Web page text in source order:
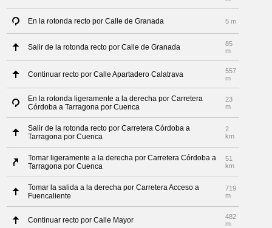
En la rotonda recto por Calle de Granada 5 m
Salir de la rotonda recto por Calle de Granada
85
m
Continuar recto por Calle Apartadero Calatrava
557
m
En la rotonda ligeramente a la derecha por Carretera
Córdoba a Tarragona por Cuenca
23
m
Salir de la rotonda recto por Carretera Córdoba a
Tarragona por Cuenca
2
km
Tomar ligeramente a la derecha por Carretera Córdoba a
Tarragona por Cuenca
51
km
Tomar la salida a la derecha por Carretera Acceso a
Fuencaliente
719
m
Continuar recto por Calle Mayor
482
m